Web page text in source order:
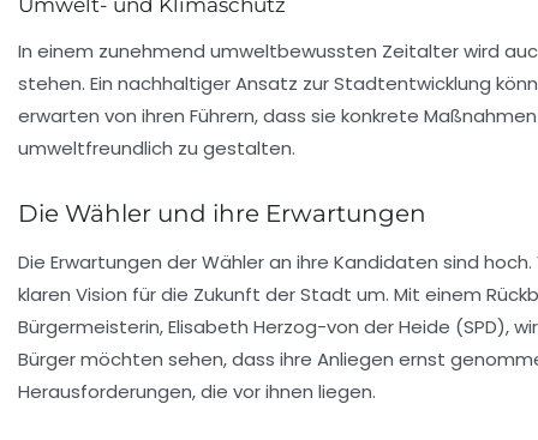
In einem zunehmend umweltbewussten Zeitalter wird
stehen. Ein nachhaltiger Ansatz zur Stadtentwicklung
erwarten von ihren Führern, dass sie konkrete
umweltfreundlich zu gestalten.
Die Wähler und ihre Erwartungen
Die Erwartungen der Wähler an ihre Kandidaten sind
klaren Vision für die Zukunft der Stadt um. Mit einem
Bürgermeisterin,Elisabeth Herzog-von der Heide (SPD),
Bürger möchten sehen, dass ihre Anliegen ernst
Herausforderungen, die vor ihnen liegen.